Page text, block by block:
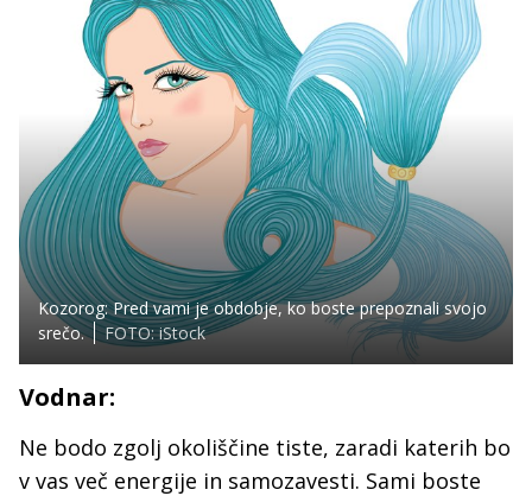
Kozorog: Pred vami je obdobje, ko boste prepoznali svojo
srečo.
FOTO: iStock
Vodnar:
Ne bodo zgolj okoliščine tiste, zaradi katerih bo
v vas več energije in samozavesti. Sami boste